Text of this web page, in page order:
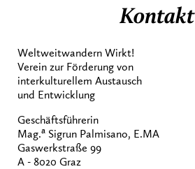
Kontakt
Weltweitwandern Wirkt!
Verein zur Förderung von
interkulturellem Austausch
und Entwicklung
Geschäftsführerin
Mag.a Sigrun Palmisano, E.MA
Gaswerkstraße 99
A - 8020 Graz